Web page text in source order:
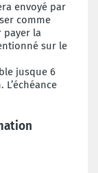
envoyé par
comme
payer la
sur le
jusque 6